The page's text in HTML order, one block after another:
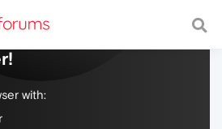
web, with a fast and
with: